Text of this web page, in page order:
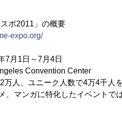
ポ2011」の概要
expo.org/
月1日～7月4日
Convention Center
万人、ユニーク人数で4万4千人
ガに特化したイベントでは